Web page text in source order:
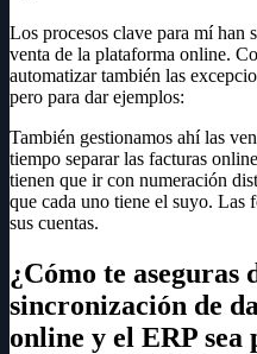
Los procesos clave para mí han
venta de la plataforma online.
automatizar también las
pero para dar ejemplos:
También gestionamos ahí las
tiempo separar las facturas
tienen que ir con numeración
que cada uno tiene el suyo. Las
sus cuentas.
¿Cómo te aseguras
sincronización de
online y el ERP